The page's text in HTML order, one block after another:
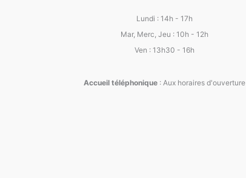
Lundi : 14h - 17h
Mar, Merc, Jeu : 10h - 12h
Ven : 13h30 - 16h
Accueil téléphonique : Aux horaires d'ouverture